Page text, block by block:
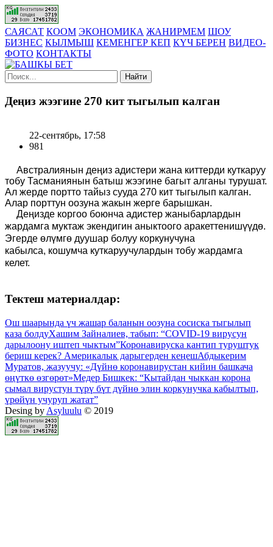
САЯСАТ КООМ ЭКОНОМИКА ЖАНИРМЕМ ШОУ
БИЗНЕС КЫЛМЫШ КЕМЕНГЕР КЕП КҮЧ БЕРЕН ВИДЕО-
ФОТО КОНТАКТЫ
Найти
Деңиз жээгине 270 кит тыгылып калган
22-сентябрь, 17:58
981
Австралиянын деңиз адистери жана киттерди куткаруу
тобу Тасманиянын батыш жээгине багыт алганы турушат.
Ал жерде портто тайыз сууда 270 кит тыгылып калган.
Алар порттун оозуна жакын жерге барышкан.
Деңизде коргоо боюнча адистер жаныбарлардын
жардамга муктаж экендигин аныктоого аракеттенишүүдө.
Эгерде өлүмгө дуушар болуу коркунучуна
кабылса, кошумча куткаруучулардын тобу жардамга
келет.
Тектеш материалдар:
Ош шаарында үч жашар баланын оозуна сосиска тыгылып
каза болдуХашим Зайналиев, табып: “COVID-19 вирусун
дарылоону иштеп чыктым”Коронавируска кантип туруштук
бериш керек? Америкалык дарыгерден кеңешАбдыкерим
Муратов, жазуучу: «Дүйнө коронавирустан кийин башкача
өңүткө өзгөрөт»Медер Бишкек: “Кытайдан чыккан корона
сымал вирустун түрү бүт дүйнө элин коркунучка кабылтып,
үрөйүн учуруп жатат”
Desing by Asyluulu © 2019